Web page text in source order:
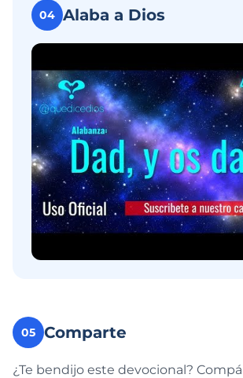
04 Alaba a Dios
05 Comparte
¿Te bendijo este devocional?